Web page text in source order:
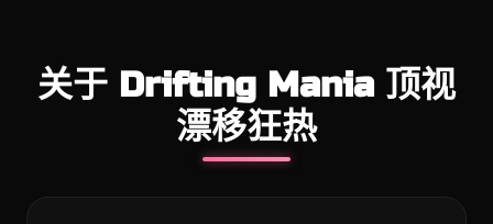
关于 Drifting Mania 顶视
漂移狂热